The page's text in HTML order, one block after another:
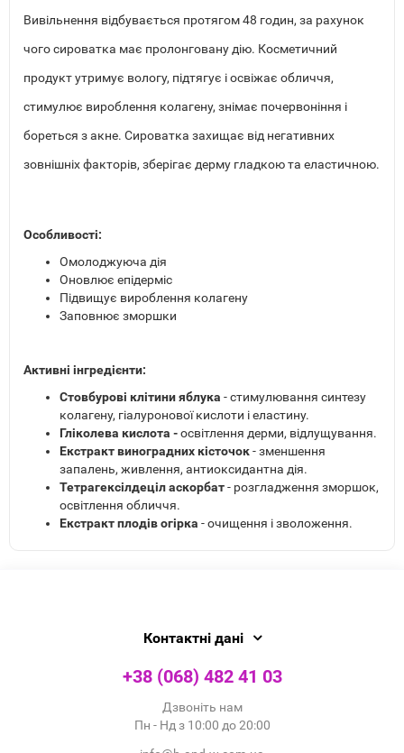
Вивільнення відбувається протягом 48 годин, за рахунок
чого сироватка має пролонговану дію. Косметичний
продукт утримує вологу, підтягує і освіжає обличчя,
стимулює вироблення колагену, знімає почервоніння і
бореться з акне. Сироватка захищає від негативних
зовнішніх факторів, зберігає дерму гладкою та еластичною.
Особливості:
Омолоджуюча дія
Оновлює епідерміс
Підвищує вироблення колагену
Заповнює зморшки
Активні інгредієнти:
Стовбурові клітини яблука - стимулювання синтезу
колагену, гіалуронової кислоти і еластину.
Гліколева кислота -освітлення дерми, відлущування.
Екстракт виноградних кісточок- зменшення
запалень, живлення, антиоксидантна дія.
Тетрагексілдеціл аскорбат- розгладження зморшок,
освітлення обличчя.
Екстракт плодів огірка - очищення і зволоження.
Контактні дані
+38 (068) 482 41 03
Дзвоніть нам
Пн - Нд з 10:00 до 20:00